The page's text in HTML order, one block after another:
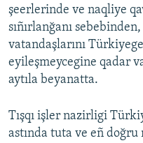
Українською
QOŞULIÑIZ!
RFE/RS bütün saytları
şeerlerinde ve naqliye
sıñırlanğanı
vatandaşlarını
eyileşmeycegine qadar
aytıla beyanatta.
Tışqı işler nazirligi
astında tuta ve eñ